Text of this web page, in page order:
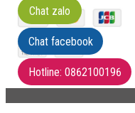
Chat zalo
Chat facebook
Hotline: 0862100196